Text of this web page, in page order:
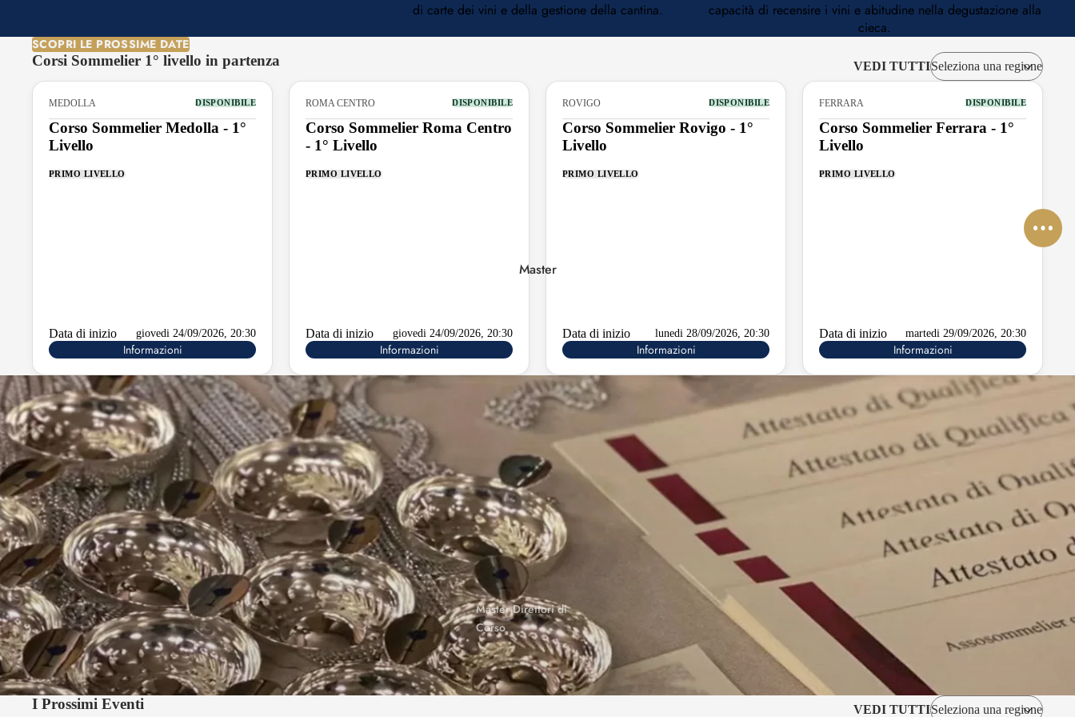
Lombardia
Marche
Trentino-Alto Adige
Veneto
Master
Master Direttori di
Corso
Master di Servizio
di carte dei vini e della gestione della cantina.
capacità di recensire i vini e abitudine nella degustazione alla
cieca.
SCOPRI LE PROSSIME DATE
Corsi Sommelier 1° livello in partenza VEDI TUTTI
MEDOLLA DISPONIBILE
Corso Sommelier Medolla - 1°
Livello
PRIMO LIVELLO
Data di inizio giovedi 24/09/2026, 20:30
Informazioni
ROMA CENTRO DISPONIBILE
Corso Sommelier Roma Centro
- 1° Livello
PRIMO LIVELLO
Data di inizio giovedi 24/09/2026, 20:30
Informazioni
ROVIGO DISPONIBILE
Corso Sommelier Rovigo - 1°
Livello
PRIMO LIVELLO
Data di inizio lunedi 28/09/2026, 20:30
Informazioni
FERRARA DISPONIBILE
Corso Sommelier Ferrara - 1°
Livello
PRIMO LIVELLO
Data di inizio martedi 29/09/2026, 20:30
Informazioni
I Prossimi Eventi VEDI TUTTI